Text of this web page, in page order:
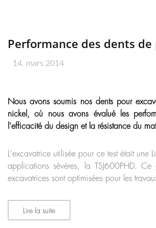
Performance des dents
14. mars 2014
Nous avons soumis nos dents pour
nickel, où nous avons évalué les
l'efficacité du design et la résistance du
L'excavatrice utilisée pour ce test était
applications sévères, la TSJ600PHD.
excavatrices sont optimisées pour les
Lire la suite